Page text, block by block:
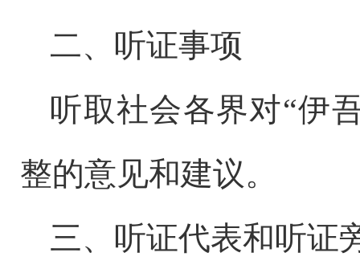
二、听证事项
听取社会各界对“伊
整的意见和建议。
三、 听证代表和听证